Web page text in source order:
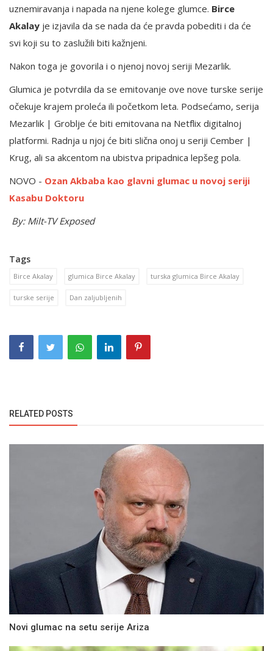
uznemiravanja i napada na njene kolege glumce. Birce
Akalay je izjavila da se nada da će pravda pobediti i da će
svi koji su to zaslužili biti kažnjeni.
Nakon toga je govorila i o njenoj novoj seriji Mezarlik.
Glumica je potvrdila da se emitovanje ove nove turske serije
očekuje krajem proleća ili početkom leta. Podsećamo, serija
Mezarlik | Groblje će biti emitovana na Netflix digitalnoj
platformi. Radnja u njoj će biti slična onoj u seriji Cember |
Krug, ali sa akcentom na ubistva pripadnica lepšeg pola.
NOVO - Ozan Akbaba kao glavni glumac u novoj seriji
Kasabu Doktoru
By: Milt-TV Exposed
Tags
Birce Akalay glumica Birce Akalay turska glumica Birce Akalay
turske serije Dan zaljubljenih
RELATED POSTS
Novi glumac na setu serije Ariza